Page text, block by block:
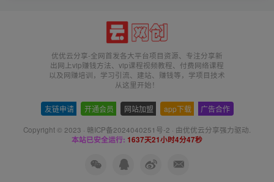
优优云分享-全网首发各大平台项目资源、专注分享新
出网上vip赚钱方法、vip课程视频教程、付费网络课程
以及网赚培训，学习引流、建站、赚钱等，学项目技术
从这里开始！
友链申请 开通会员 网站加盟 app下载 广告合作
Copyright © 2023 · 赣ICP备2024040251号-2 · 由优优云分享强力驱动.
本站已安全运行: 1637天21小时4分48秒